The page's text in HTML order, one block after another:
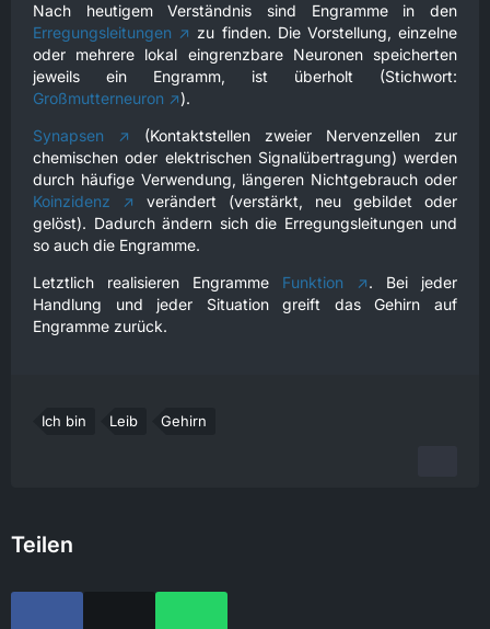
Nach heutigem Verständnis sind Engramme in den
Erregungsleitungen
zu finden. Die Vorstellung, einzelne
oder mehrere lokal eingrenzbare Neuronen speicherten
jeweils ein Engramm, ist überholt (Stichwort:
Großmutterneuron
).
Synapsen
(Kontaktstellen zweier Nervenzellen zur
chemischen oder elektrischen Signalübertragung) werden
durch häufige Verwendung, längeren Nichtgebrauch oder
Koinzidenz
verändert (verstärkt, neu gebildet oder
gelöst). Dadurch ändern sich die Erregungsleitungen und
so auch die Engramme.
Letztlich realisieren Engramme Funktion
. Bei jeder
Handlung und jeder Situation greift das Gehirn auf
Engramme zurück.
Ich bin Leib Gehirn
Teilen